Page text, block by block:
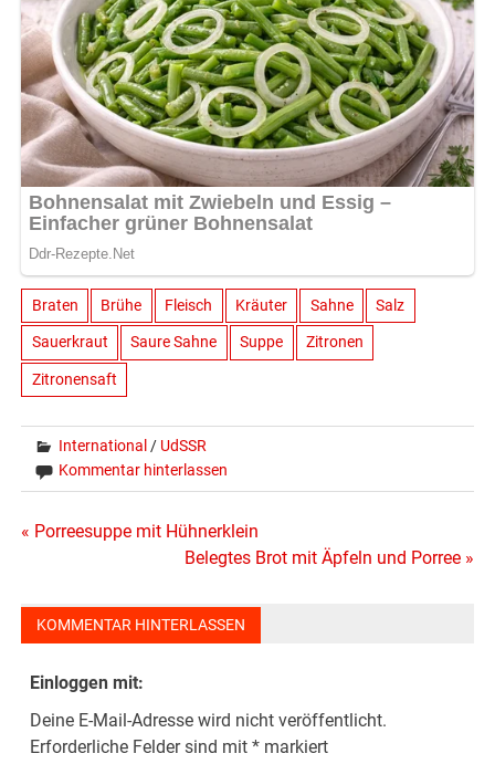
Braten Brühe Fleisch Kräuter Sahne Salz
Sauerkraut Saure Sahne Suppe Zitronen
Zitronensaft
International / UdSSR
Kommentar hinterlassen
Beitragsnavigation
« Porreesuppe mit Hühnerklein
Belegtes Brot mit Äpfeln und Porree »
KOMMENTAR HINTERLASSEN
Einloggen mit:
Deine E-Mail-Adresse wird nicht veröffentlicht.
Erforderliche Felder sind mit* markiert